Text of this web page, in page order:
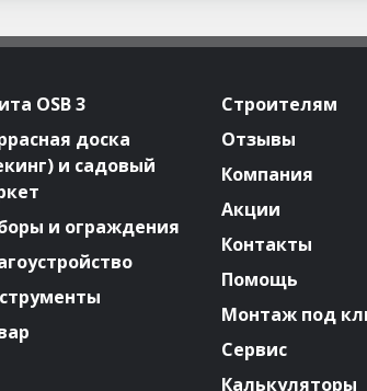
OSB 3
доска
и садовый
и ограждения
Строителям
Отзывы
Компания
Акции
Контакты
Помощь
Монтаж под
Сервис
Калькуляторы